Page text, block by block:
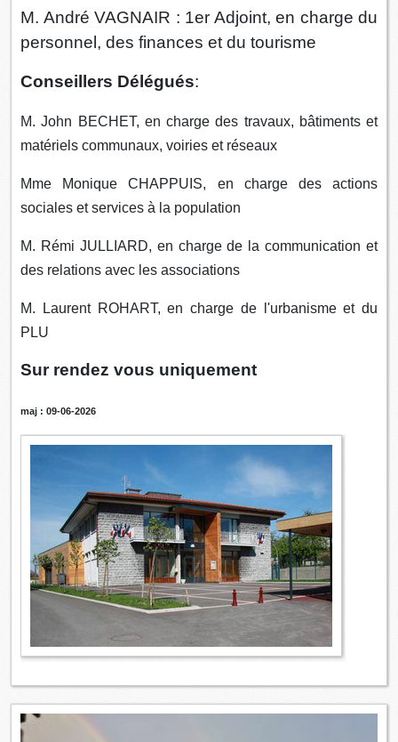
M. André VAGNAIR : 1er Adjoint, en charge du
personnel, des finances et du tourisme
Conseillers Délégués:
M. John BECHET, en charge des travaux, bâtiments et
matériels communaux, voiries et réseaux
Mme Monique CHAPPUIS, en charge des actions
sociales et services à la population
M. Rémi JULLIARD, en charge de la communication et
des relations avec les associations
M. Laurent ROHART, en charge de l'urbanisme et du
PLU
Sur rendez vous uniquement
maj : 09-06-2026